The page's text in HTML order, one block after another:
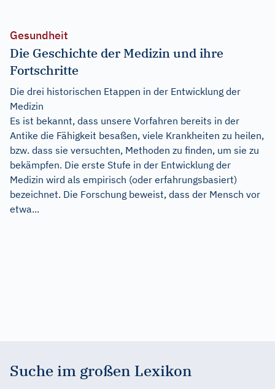
Gesundheit
Die Geschichte der Medizin und ihre
Fortschritte
Die drei historischen Etappen in der Entwicklung der
Medizin
Es ist bekannt, dass unsere Vorfahren bereits in der
Antike die Fähigkeit besaßen, viele Krankheiten zu heilen,
bzw. dass sie versuchten, Methoden zu finden, um sie zu
bekämpfen. Die erste Stufe in der Entwicklung der
Medizin wird als empirisch (oder erfahrungsbasiert)
bezeichnet. Die Forschung beweist, dass der Mensch vor
etwa...
Suche im großen Lexikon